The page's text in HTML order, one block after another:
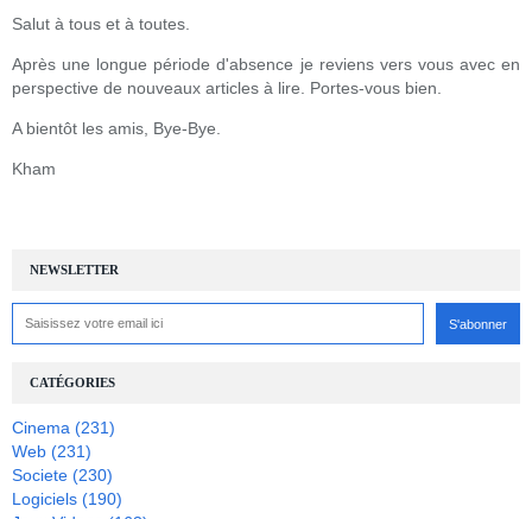
NEWSLETTER
CATÉGORIES
Cinema (231)
Web (231)
Societe (230)
Logiciels (190)
Salut à tous et à toutes.
Après une longue période d'absence je reviens vers vous avec en
perspective de nouveaux articles à lire. Portes-vous bien.
A bientôt les amis, Bye-Bye.
Kham